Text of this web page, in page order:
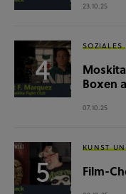
23.10.25
SOZIALES
Boxen
07.10.25
KUNST
Film-